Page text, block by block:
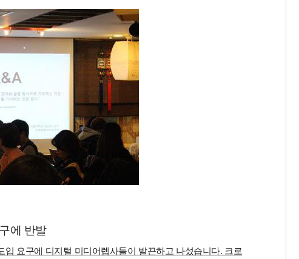
에 반발
요구에 디지털 미디어렙사들이 발끈하고 나섰습니다. 크로